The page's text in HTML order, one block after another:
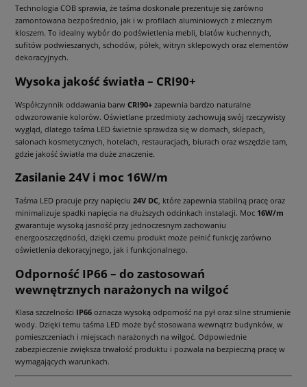
Technologia COB sprawia, że taśma doskonale prezentuje się zarówno
zamontowana bezpośrednio, jak i w profilach aluminiowych z mlecznym
kloszem. To idealny wybór do podświetlenia mebli, blatów kuchennych,
sufitów podwieszanych, schodów, półek, witryn sklepowych oraz elementów
dekoracyjnych.
Wysoka jakość światła – CRI90+
Współczynnik oddawania barw CRI90+ zapewnia bardzo naturalne
odwzorowanie kolorów. Oświetlane przedmioty zachowują swój rzeczywisty
wygląd, dlatego taśma LED świetnie sprawdza się w domach, sklepach,
salonach kosmetycznych, hotelach, restauracjach, biurach oraz wszędzie tam,
gdzie jakość światła ma duże znaczenie.
Zasilanie 24V i moc 16W/m
Taśma LED pracuje przy napięciu 24V DC, które zapewnia stabilną pracę oraz
minimalizuje spadki napięcia na dłuższych odcinkach instalacji. Moc 16W/m
gwarantuje wysoką jasność przy jednoczesnym zachowaniu
energooszczędności, dzięki czemu produkt może pełnić funkcję zarówno
oświetlenia dekoracyjnego, jak i funkcjonalnego.
Odporność IP66 – do zastosowań
wewnętrznych narażonych na wilgoć
Klasa szczelności IP66 oznacza wysoką odporność na pył oraz silne strumienie
wody. Dzięki temu taśma LED może być stosowana wewnątrz budynków, w
pomieszczeniach i miejscach narażonych na wilgoć. Odpowiednie
zabezpieczenie zwiększa trwałość produktu i pozwala na bezpieczną pracę w
wymagających warunkach.